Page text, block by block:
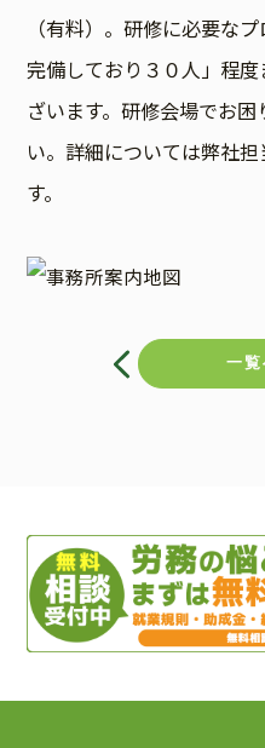
（有料）。研修に必要な
完備しており３０人」程
ざいます。研修会場でお
い。詳細については弊社
す。
一覧